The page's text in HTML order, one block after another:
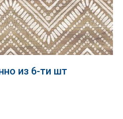
из 6-ти шт